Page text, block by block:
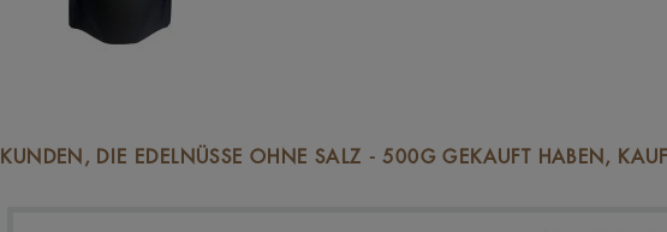
KUNDEN, DIE EDELNÜSSE OHNE SALZ - 500G GEKAUFT HABEN,